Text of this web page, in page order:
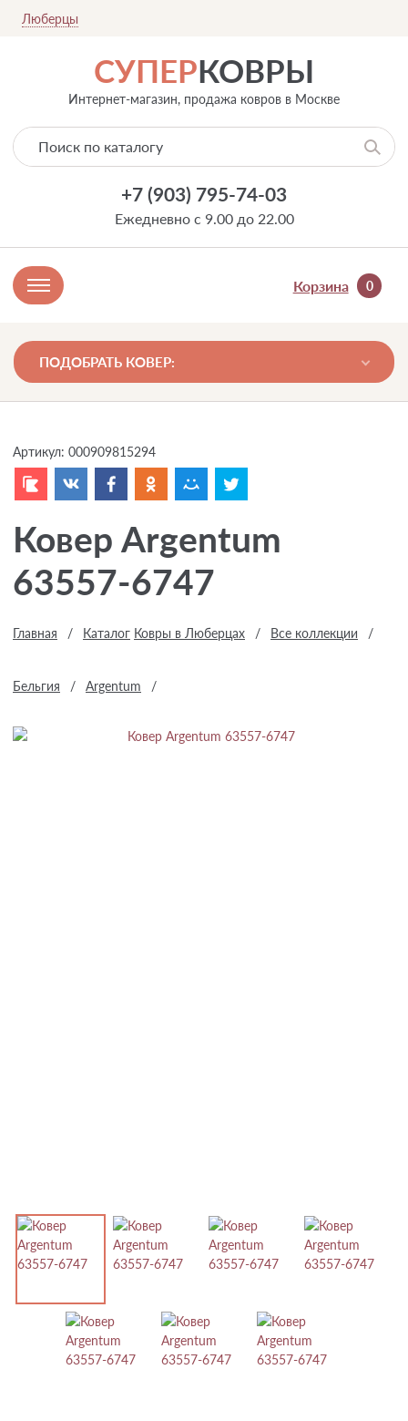
Люберцы
СУПЕРКОВРЫ
Интернет-магазин, продажа ковров в Москве
+7 (903) 795-74-03
Ежедневно с 9.00 до 22.00
Корзина 0
ПОДОБРАТЬ КОВЕР:
Артикул: 000909815294
Ковер Argentum
63557-6747
Главная / Каталог Ковры в Люберцах / Все коллекции /
Бельгия / Argentum /